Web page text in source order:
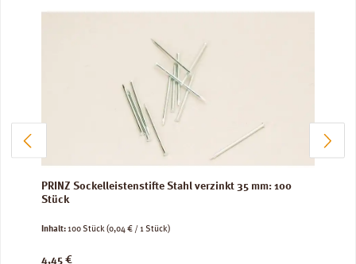
PRINZ Sockelleistenstifte Stahl verzinkt 35 mm: 100
Stück
Inhalt:100 Stück(0,04 € / 1 Stück)
Regulärer Preis:
4,45 €